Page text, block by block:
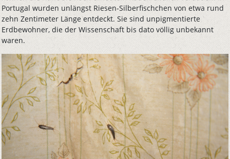
Portugal wurden unlängst Riesen-Silberfischchen von etwa rund
zehn Zentimeter Länge entdeckt. Sie sind unpigmentierte
Erdbewohner, die der Wissenschaft bis dato völlig unbekannt
waren.